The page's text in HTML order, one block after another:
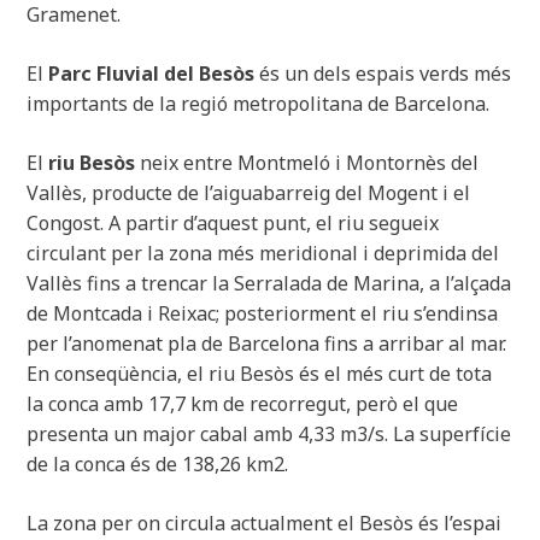
Gramenet.
El Parc Fluvial del Besòsés un dels espais verds més
importants de la regió metropolitana de Barcelona.
El riu Besòs neix entre Montmeló i Montornès del
Vallès, producte de l’aiguabarreig del Mogent i el
Congost. A partir d’aquest punt, el riu segueix
circulant per la zona més meridional i deprimida del
Vallès fins a trencar la Serralada de Marina, a l’alçada
de Montcada i Reixac; posteriorment el riu s’endinsa
per l’anomenat pla de Barcelona fins a arribar al mar.
En conseqüència, el riu Besòs és el més curt de tota
la conca amb 17,7 km de recorregut, però el que
presenta un major cabal amb 4,33 m3/s. La superfície
de la conca és de 138,26 km2.
La zona per on circula actualment el Besòs és l’espai